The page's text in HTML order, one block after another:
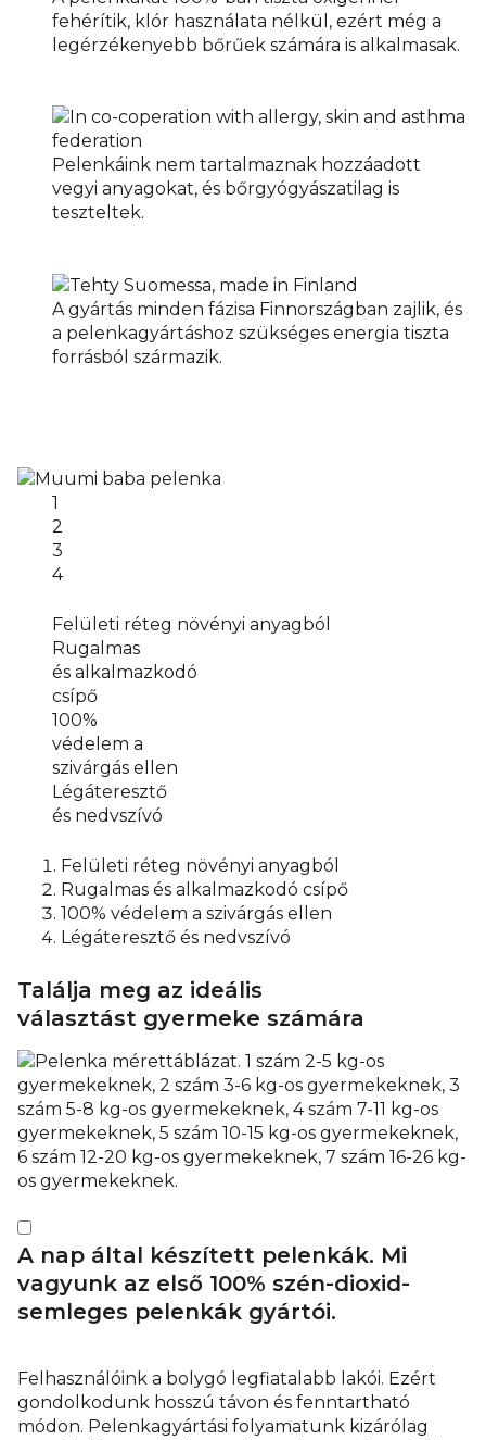
fehérítik, klór használata nélkül, ezért még a
legérzékenyebb bőrűek számára is alkalmasak.
Pelenkáink nem tartalmaznak hozzáadott
vegyi anyagokat, és bőrgyógyászatilag is
teszteltek.
A gyártás minden fázisa Finnországban zajlik, és
a pelenkagyártáshoz szükséges energia tiszta
forrásból származik.
1
2
3
4
Felületi réteg növényi anyagból
Rugalmas
és alkalmazkodó
csípő
100%
védelem a
szivárgás ellen
Légáteresztő
és nedvszívó
Felületi réteg növényi anyagból
Rugalmas és alkalmazkodó csípő
100% védelem a szivárgás ellen
Légáteresztő és nedvszívó
Találja meg az ideális
választást gyermeke számára
A nap által készített pelenkák. Mi
vagyunk az első 100% szén-dioxid-
semleges pelenkák gyártói.
Felhasználóink a bolygó legfiatalabb lakói. Ezért
gondolkodunk hosszú távon és fenntartható
módon. Pelenkagyártási folyamatunk kizárólag